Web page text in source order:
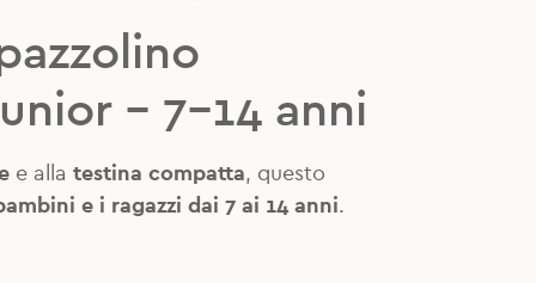
– 7-14 anni
e alla testina compatta, questo
e i ragazzi dai 7 ai 14 anni.